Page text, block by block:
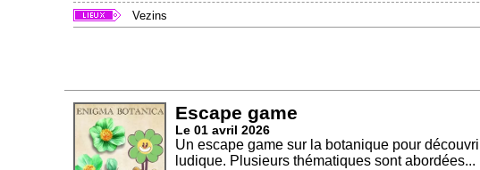
Vezins
Escape game
Le 01 avril 2026
Un escape game sur la botanique pour
ludique. Plusieurs thématiques sont abordées...